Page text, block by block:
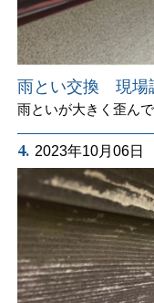
雨とい交換 現場
雨といが大きく歪んで
4. 2023年10月06日